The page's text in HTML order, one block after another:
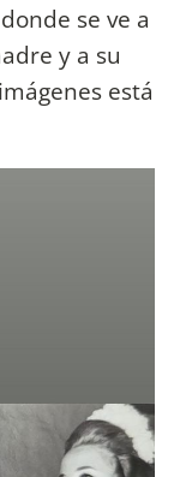
se ve a
y a su
está